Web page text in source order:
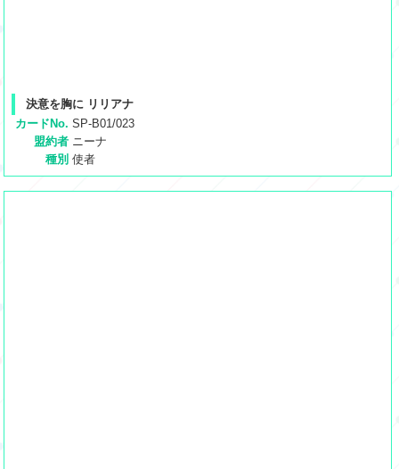
決意を胸に リリアナ
カードNo. SP-B01/023
盟約者 ニーナ
種別 使者